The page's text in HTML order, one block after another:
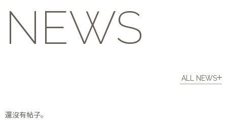
NEWS
ALL NEWS
還沒有帖子。